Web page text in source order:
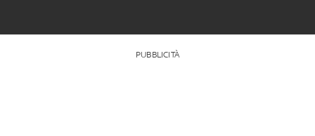
PUBBLICITÀ